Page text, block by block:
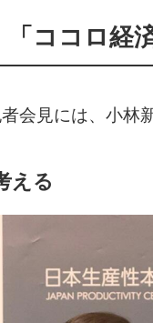
ココロ経
会見には、小林
える